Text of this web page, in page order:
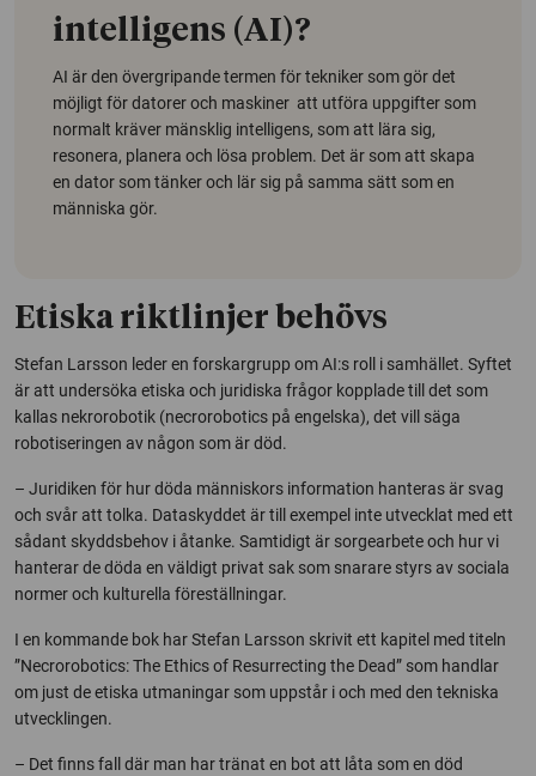
intelligens (AI)?
AI är den övergripande termen för tekniker som gör det
möjligt för datorer och maskiner att utföra uppgifter som
normalt kräver mänsklig intelligens, som att lära sig,
resonera, planera och lösa problem. Det är som att skapa
en dator som tänker och lär sig på samma sätt som en
människa gör.
Etiska riktlinjer behövs
Stefan Larsson leder en forskargrupp om AI:s roll i samhället. Syftet
är att undersöka etiska och juridiska frågor kopplade till det som
kallas nekrorobotik (necrorobotics på engelska), det vill säga
robotiseringen av någon som är död.
– Juridiken för hur döda människors information hanteras är svag
och svår att tolka. Dataskyddet är till exempel inte utvecklat med ett
sådant skyddsbehov i åtanke. Samtidigt är sorgearbete och hur vi
hanterar de döda en väldigt privat sak som snarare styrs av sociala
normer och kulturella föreställningar.
I en kommande bok har Stefan Larsson skrivit ett kapitel med titeln
”Necrorobotics: The Ethics of Resurrecting the Dead” som handlar
om just de etiska utmaningar som uppstår i och med den tekniska
utvecklingen.
– Det finns fall där man har tränat en bot att låta som en död